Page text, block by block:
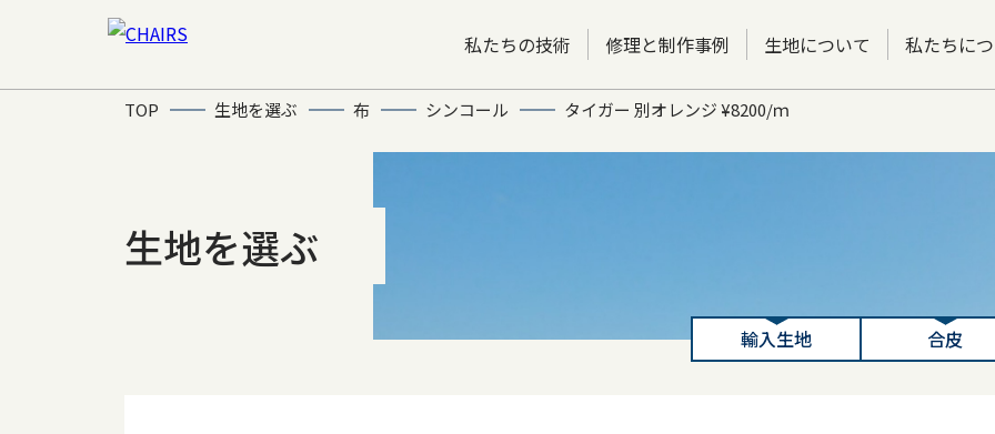
私たちの技術 修理と制作事例 生地について 私たちに
TOP 生地を選ぶ 布 シンコール タイガー 別オレンジ ¥8200/ｍ
生地を選ぶ
輸入生地 合皮